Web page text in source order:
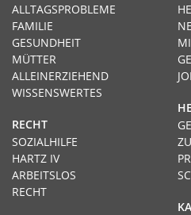
ALLTAGSPROBLEME
FAMILIE
GESUNDHEIT
MÜTTER
ALLEINERZIEHEND
WISSENSWERTES
RECHT
SOZIALHILFE
HARTZ IV
ARBEITSLOS
RECHT